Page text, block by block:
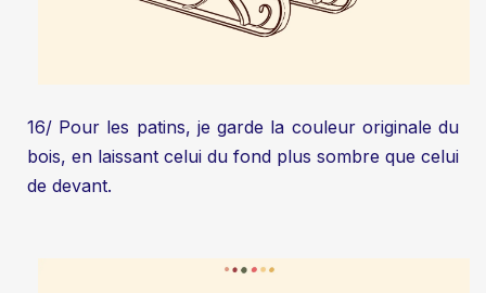
16/ Pour les patins, je garde la couleur originale du
bois, en laissant celui du fond plus sombre que celui
de devant.